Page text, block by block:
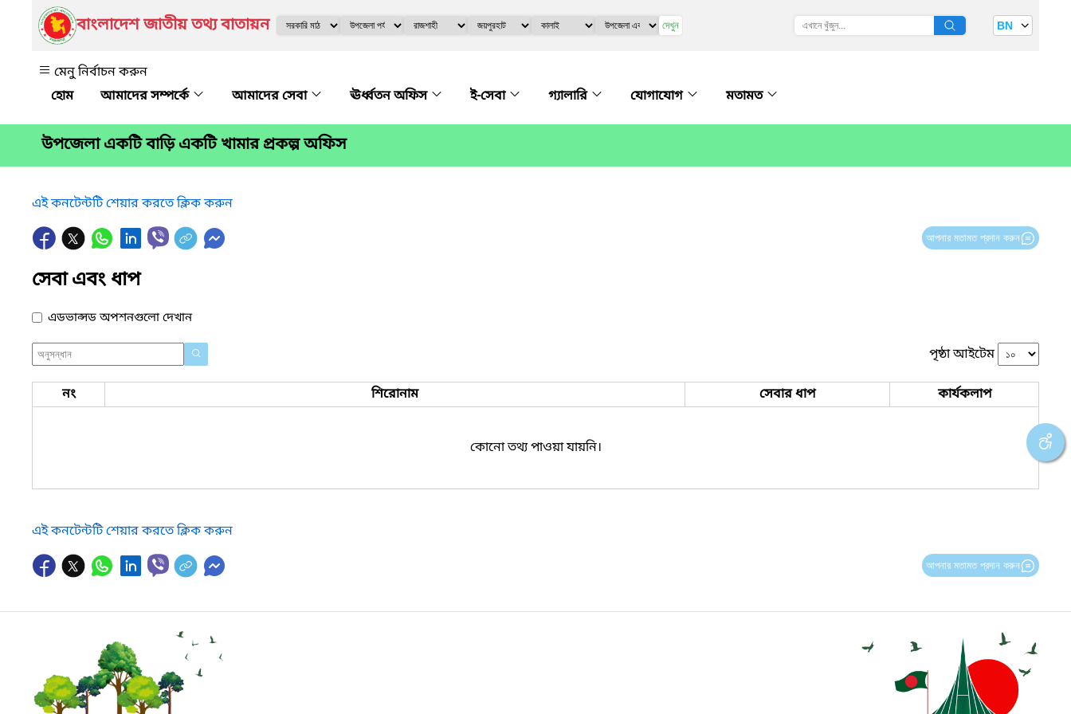
বাংলাদেশ জাতীয় তথ্য বাতায়ন দেখুন BN
মেনু নির্বাচন করুন
আমাদের সম্পর্কে
আমাদের সেবা ঊর্ধ্বতন অফিস ই-সেবা গ্যালারি যোগাযোগ মতামত
উপজেলা একটি বাড়ি একটি খামার প্রকল্প অফিস
এই কনটেন্টটি শেয়ার করতে ক্লিক করুন
আপনার মতামত প্রদান করুন
সেবা এবং ধাপ
এডভান্সড অপশনগুলো দেখান
পৃষ্ঠা আইটেম
নং শিরোনাম সেবার ধাপ কার্যকলাপ
কোনো তথ্য পাওয়া যায়নি।
এই কনটেন্টটি শেয়ার করতে ক্লিক করুন
আপনার মতামত প্রদান করুন